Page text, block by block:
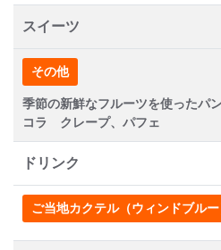
スイーツ
その他
季節の新鮮なフルーツを使ったパ
コラ クレープ、パフェ
ドリンク
ご当地カクテル（ウィンドブルー